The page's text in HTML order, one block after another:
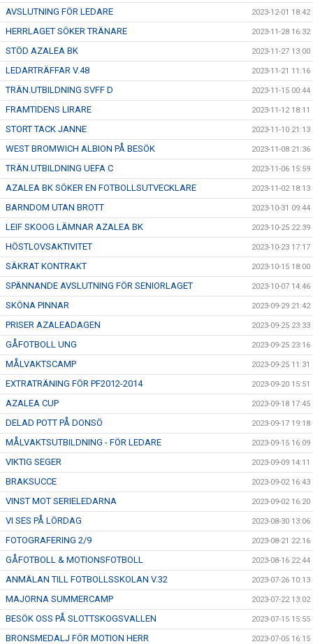
AVSLUTNING FÖR LEDARE 2023-12-01 18:42
HERRLAGET SÖKER TRÄNARE 2023-11-28 16:32
STÖD AZALEA BK 2023-11-27 13:00
LEDARTRÄFFAR V.48 2023-11-21 11:16
TRÄN.UTBILDNING SVFF D 2023-11-15 00:44
FRAMTIDENS LIRARE 2023-11-12 18:11
STORT TACK JANNE 2023-11-10 21:13
WEST BROMWICH ALBION PÅ BESÖK 2023-11-08 21:36
TRÄN.UTBILDNING UEFA C 2023-11-06 15:59
AZALEA BK SÖKER EN FOTBOLLSUTVECKLARE 2023-11-02 18:13
BARNDOM UTAN BROTT 2023-10-31 09:44
LEIF SKOOG LÄMNAR AZALEA BK 2023-10-25 22:39
HÖSTLOVSAKTIVITET 2023-10-23 17:17
SÄKRAT KONTRAKT 2023-10-15 18:00
SPÄNNANDE AVSLUTNING FÖR SENIORLAGET 2023-10-07 14:46
SKÖNA PINNAR 2023-09-29 21:42
PRISER AZALEADAGEN 2023-09-25 23:33
GÅFOTBOLL UNG 2023-09-25 23:16
MÅLVAKTSCAMP 2023-09-25 11:31
EXTRATRÄNING FÖR PF2012-2014 2023-09-20 15:51
AZALEA CUP 2023-09-18 17:45
DELAD POTT PÅ DONSÖ 2023-09-17 19:18
MÅLVAKTSUTBILDNING - FÖR LEDARE 2023-09-15 16:09
VIKTIG SEGER 2023-09-09 14:11
BRAKSUCCE 2023-09-02 16:43
VINST MOT SERIELEDARNA 2023-09-02 16:20
VI SES PÅ LÖRDAG 2023-08-30 13:06
FOTOGRAFERING 2/9 2023-08-21 22:16
GÅFOTBOLL & MOTIONSFOTBOLL 2023-08-16 22:44
ANMÄLAN TILL FOTBOLLSSKOLAN V.32 2023-07-26 10:13
MAJORNA SUMMERCAMP 2023-07-22 13:02
BESÖK OSS PÅ SLOTTSKOGSVALLEN 2023-07-15 15:55
BRONSMEDALJ FÖR MOTION HERR 2023-07-05 16:15